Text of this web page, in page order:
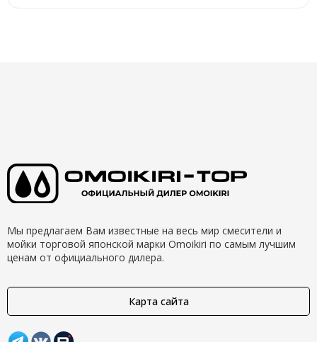
Мы предлагаем Вам известные на весь мир смесители и
мойки торговой японской марки Omoikiri по самым лучшим
ценам от официального дилера.
Карта сайта